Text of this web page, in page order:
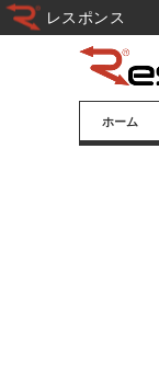
ホーム
レスポンス